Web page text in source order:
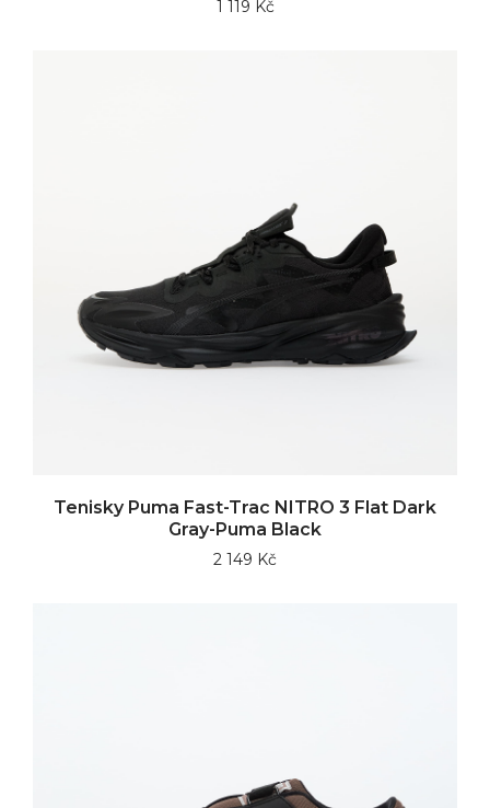
1 119 Kč
Tenisky Puma Fast-Trac NITRO 3 Flat Dark
Gray-Puma Black
2 149 Kč